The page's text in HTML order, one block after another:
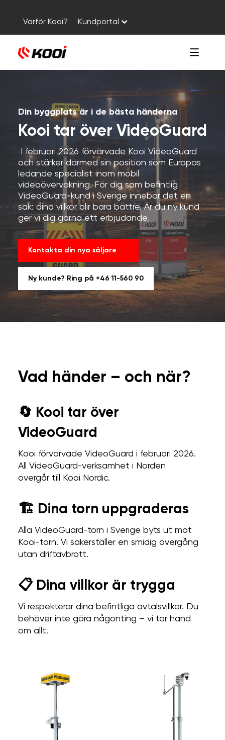
Varför Kooi? Kundportal
Din byggplats är i de bästa händerna
Kooi tar över VideoGuard
I februari 2026 förvärvade Kooi VideoGuard
och stärker därmed sin position som Europas
ledande specialist inom mobil
videoövervakning. För dig som befintlig
VideoGuard-kund i Sverige innebär det en
sak: dina villkor blir bara bättre. Är du ny kund
ger vi dig gärna ett erbjudande.
Kontakta din nya säljare
Ny kunde? Ring på +46 11-560 90
Vad händer – och när?
🔄 Kooi tar över
VideoGuard
Kooi förvärvade VideoGuard i februari 2026.
All VideoGuard-verksamhet i Norden
övergår till Kooi Nordic.
🏗️ Dina torn uppgraderas
Alla VideoGuard-torn i Sverige byts ut mot
Kooi-torn. Vi säkerställer en smidig övergång
utan driftavbrott.
📋 Dina villkor är trygga
Vi respekterar dina befintliga avtalsvillkor. Du
behöver inte göra någonting – vi tar hand
om allt.